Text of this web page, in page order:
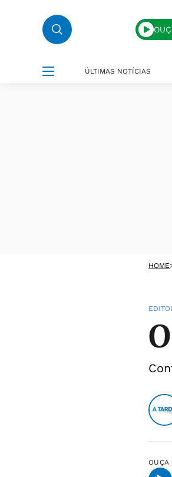
ÚLTIMAS NOTÍCIAS
HOME
OUÇA